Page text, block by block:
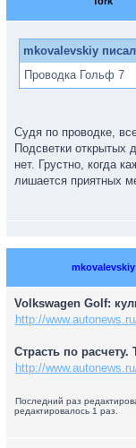
mkovalevskiy
Проводка Гольф 7
Судя по проводке,
Подсветки открытых
нет. Грустно, когда
лишается приятных
mkovalevskiy
Volkswagen Golf:
http://
Страсть по расчету.
http://
Последний раз
редактировалось 1 раз.